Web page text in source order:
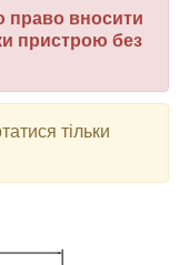
право вносити
пристрою без
тільки